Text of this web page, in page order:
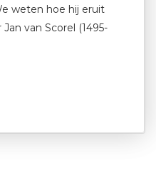
weten hoe hij eruit
van Scorel (1495-